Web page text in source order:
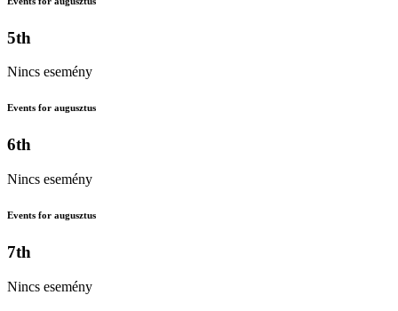
5th
Nincs esemény
Events for augusztus
6th
Nincs esemény
Events for augusztus
7th
Nincs esemény